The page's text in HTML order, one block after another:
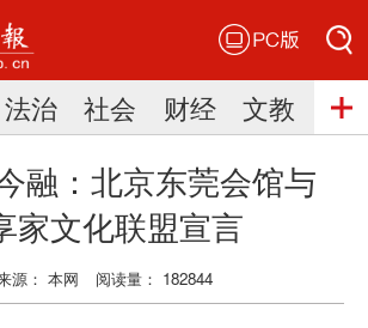
搜索
搜索
法治 社会 财经 文教 三
融：北京东莞会馆与
家文化联盟宣言
源： 本网 阅读量： 182844